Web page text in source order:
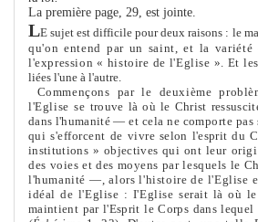
La première page, 29, est jointe.
LE sujet est difficile pour deux raisons : le
qu'on entend par un saint, et la variété
l'expression « histoire de l'Eglise ». Et
liées l'une à l'autre.
Commençons par le deuxième problè
l'Eglise se trouve là où le Christ
dans l'humanité —et cela ne comporte pas
qui s'efforcent de vivreselon l'esprit du
institutions » objectives qui ont leur
des voies et des moyens par lesquels le
l'humanité —, alors l'histoire de l'Eglise
idéal de l'Eglise : I'Eglise serait là où le
maintient par l'Esprit le Corps dans